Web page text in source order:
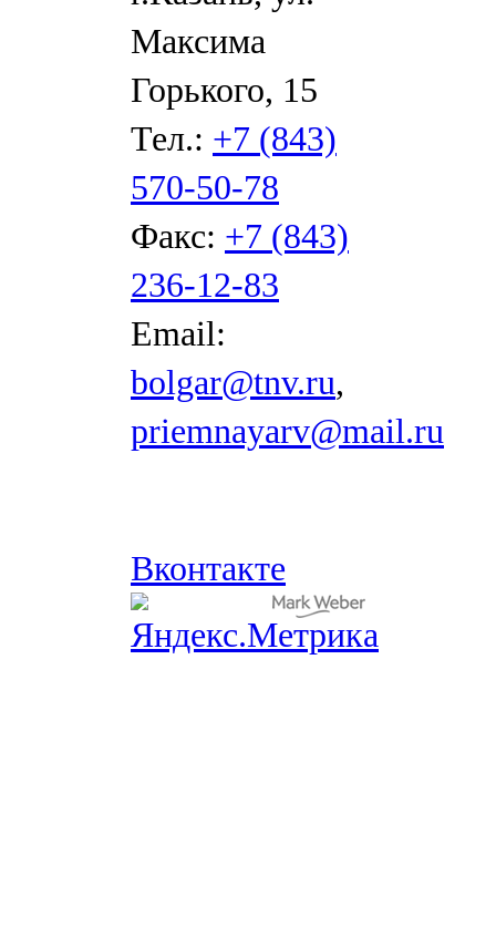
Максима
Горького, 15
Тел.: +7 (843)
570-50-78
Факс: +7 (843)
236-12-83
Email:
bolgar@tnv.ru,
priemnayarv@mail.ru
Вконтакте